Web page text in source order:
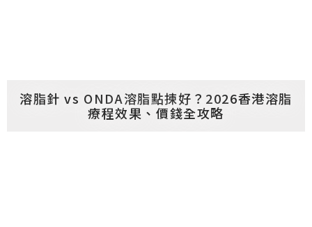
溶脂針 vs ONDA溶脂點揀好？2026香港溶脂
療程效果、價錢全攻略